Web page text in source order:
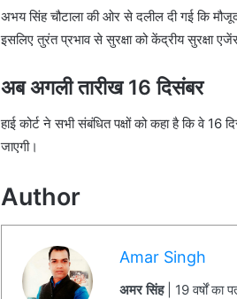
अभय सिंह चौटाला की ओर से दलील दी गई कि
इसलिए तुरंत प्रभाव से सुरक्षा को केंद्रीय सुरक्षा
अब अगली तारीख 16 दिसंबर
हाई कोर्ट ने सभी संबंधित पक्षों को कहा है कि वे
जाएगी।
Author
Amar Singh
अमर सिंह| 19 वर्षों का